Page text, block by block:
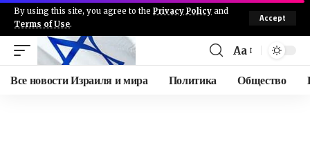
By using this site, you agree to the Privacy Policy and
Terms of Use.
Accept
Aa
Все новости Израиля и мира Политика Общество